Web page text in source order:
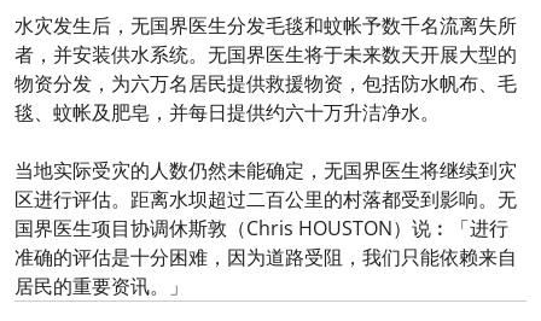
水灾发生后，无国界医生分发毛毯和蚊帐予数千名流离失所
者，并安装供水系统。无国界医生将于未来数天开展大型的
物资分发，为六万名居民提供救援物资，包括防水帆布、毛
毯、蚊帐及肥皂，并每日提供约六十万升洁净水。
当地实际受灾的人数仍然未能确定，无国界医生将继续到灾
区进行评估。距离水坝超过二百公里的村落都受到影响。无
国界医生项目协调休斯敦（Chris HOUSTON）说︰「进行
准确的评估是十分困难，因为道路受阻，我们只能依赖来自
居民的重要资讯。」